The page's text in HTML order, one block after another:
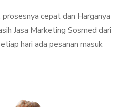
cepat dan Harganya
Jasa Marketing Sosmed dari
hari ada pesanan masuk